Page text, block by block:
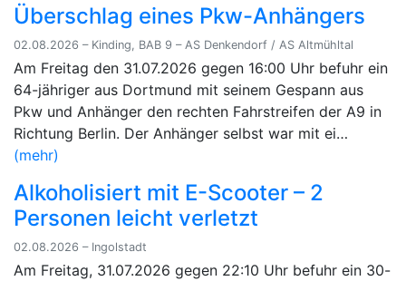
Überschlag eines Pkw-Anhängers
02.08.2026 – Kinding, BAB 9 – AS Denkendorf / AS Altmühltal
Am Freitag den 31.07.2026 gegen 16:00 Uhr befuhr ein
64-jähriger aus Dortmund mit seinem Gespann aus
Pkw und Anhänger den rechten Fahrstreifen der A9 in
Richtung Berlin. Der Anhänger selbst war mit ei…
(mehr)
Alkoholisiert mit E-Scooter – 2
Personen leicht verletzt
02.08.2026 – Ingolstadt
Am Freitag, 31.07.2026 gegen 22:10 Uhr befuhr ein 30-